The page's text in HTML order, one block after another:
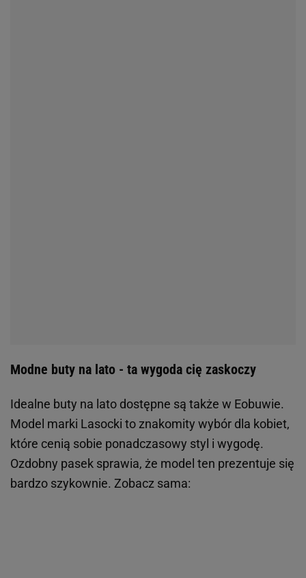
Modne buty na lato - ta wygoda cię zaskoczy
Idealne buty na lato dostępne są także w Eobuwie.
Model marki Lasocki to znakomity wybór dla kobiet,
które cenią sobie ponadczasowy styl i wygodę.
Ozdobny pasek sprawia, że model ten prezentuje się
bardzo szykownie. Zobacz sama: